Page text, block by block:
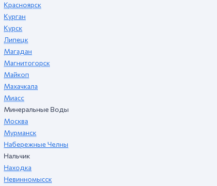
Красноярск
Курган
Курск
Липецк
Магадан
Магнитогорск
Майкоп
Махачкала
Миасс
Минеральные Воды
Москва
Мурманск
Набережные Челны
Нальчик
Находка
Невинномысск